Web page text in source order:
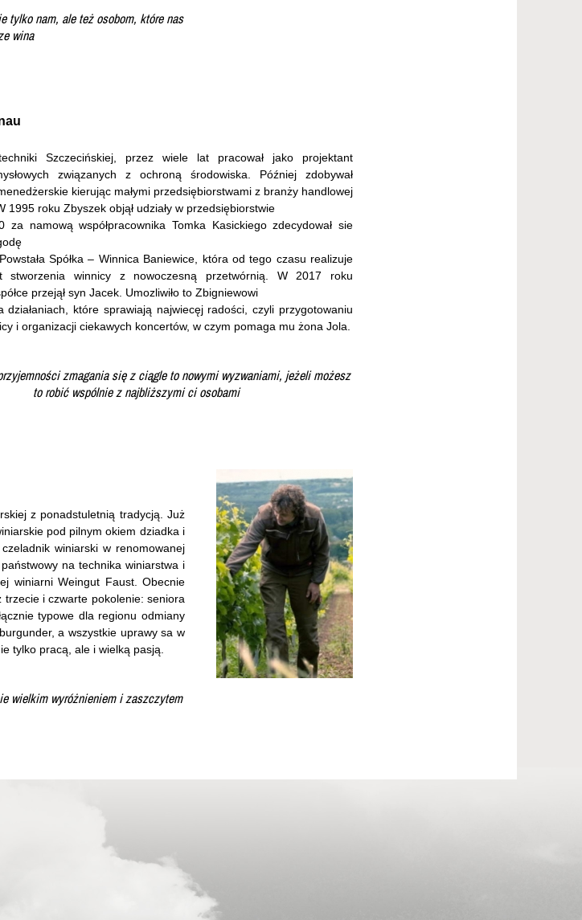
tylko nam, ale też osobom, które nas
wina
Szczecińskiej, przez wiele lat pracował jako projektant
związanych z ochroną środowiska. Później zdobywał
kierując małymi przedsiębiorstwami z branży handlowej
1995 roku Zbyszek objął udziały w przedsiębiorstwie
za namową współpracownika Tomka Kasickiego zdecydował sie
Spółka – Winnica Baniewice, która od tego czasu realizuje
stworzenia winnicy z nowoczesną przetwórnią. W 2017 roku
przejął syn Jacek. Umozliwiło to Zbigniewowi
działaniach, które sprawiają najwiecęj radości, czyli przygotowaniu
i organizacji ciekawych koncertów, w czym pomaga mu żona Jola.
zmagania się z ciągle to nowymi wyzwaniami, jeżeli możesz
to robić wspólnie z najbliższymi ci osobami
z ponadstuletnią tradycją. Już
pod pilnym okiem dziadka i
winiarski w renomowanej
na technika winiarstwa i
winiarni Weingut Faust. Obecnie
i czwarte pokolenie: seniora
typowe dla regionu odmiany
a wszystkie uprawy sa w
tylko pracą, ale i wielką pasją.
wielkim wyróżnieniem i zaszczytem